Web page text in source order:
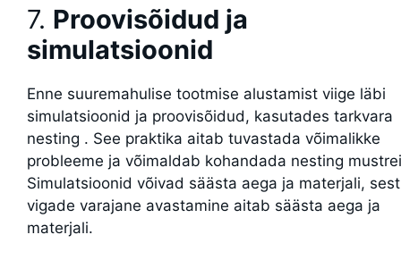
7. Proovisõidud ja
simulatsioonid
Enne suuremahulise tootmise alustamist viige läbi
simulatsioonid ja proovisõidud, kasutades tarkvara
nesting . See praktika aitab tuvastada võimalikke
probleeme ja võimaldab kohandada nesting
Simulatsioonid võivad säästa aega ja materjali, sest
vigade varajane avastamine aitab säästa aega ja
materjali.